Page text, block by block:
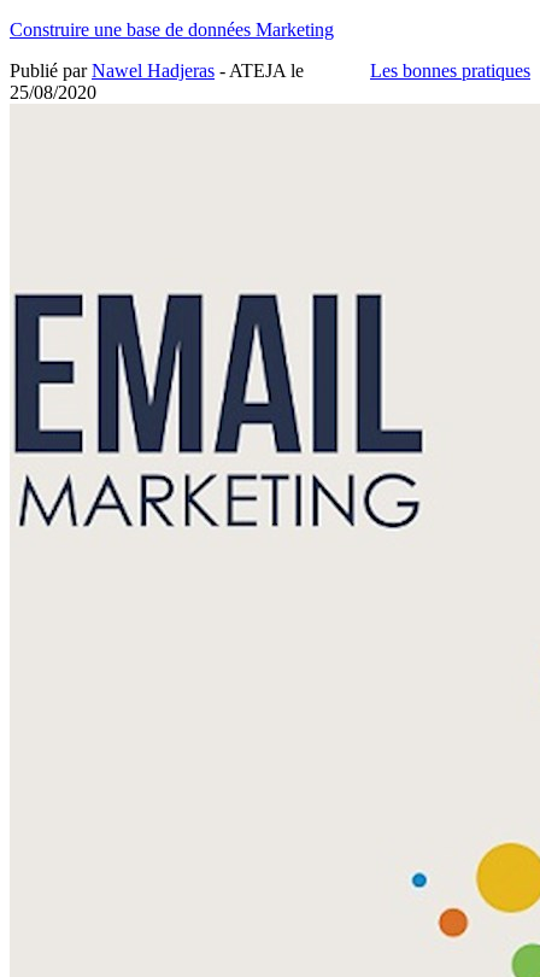
Construire une base de données Marketing
Les bonnes pratiques
Publié parNawel Hadjeras - ATEJA le
25/08/2020